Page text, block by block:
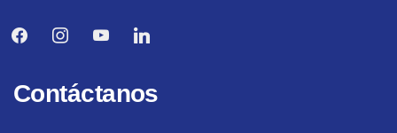
facebookinstagramyoutubelinkedin
Contáctanos